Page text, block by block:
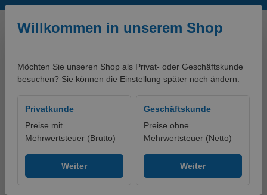
Zum Hauptinhalt springen
Willkommen in unserem Shop
Möchten Sie unseren Shop als Privat- oder Geschäftskunde
besuchen? Sie können die Einstellung später noch ändern.
Privatkunde
Preise mit
Mehrwertsteuer (Brutto)
Weiter
Geschäftskunde
Preise ohne
Mehrwertsteuer (Netto)
Weiter